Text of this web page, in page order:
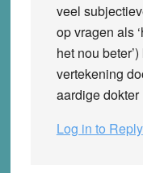
veel
op vragen als
het nou
vertekening
aardige dokter
Log in to Reply